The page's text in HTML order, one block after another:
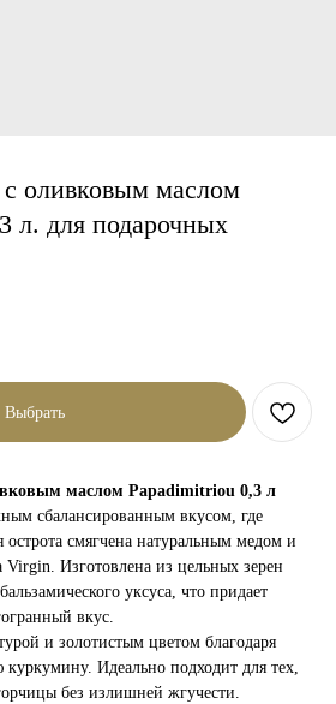
с оливковым маслом
л. для подарочных
Выбрать
маслом Papadimitriou 0,3 л
сбалансированным вкусом, где
острота смягчена натуральным медом и
Изготовлена из цельных зерен
уксуса, что придает
вкус.
и золотистым цветом благодаря
куркумину. Идеально подходит для тех,
без излишней жгучести.